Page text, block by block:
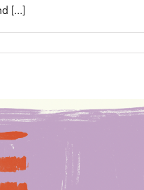
[...]